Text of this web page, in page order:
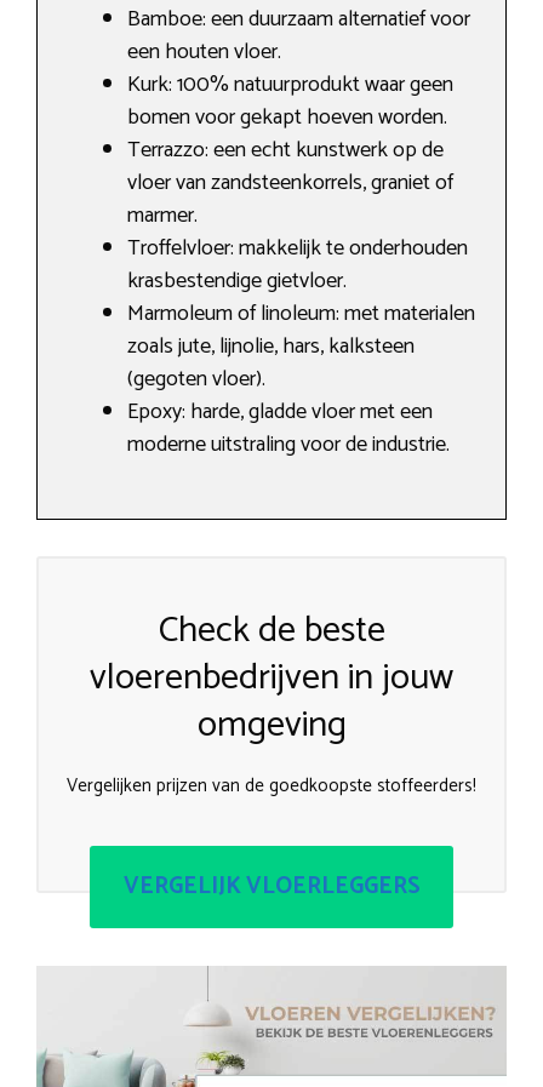
Bamboe: een duurzaam alternatief voor
een houten vloer.
Kurk: 100% natuurprodukt waar geen
bomen voor gekapt hoeven worden.
Terrazzo: een echt kunstwerk op de
vloer van zandsteenkorrels, graniet of
marmer.
Troffelvloer: makkelijk te onderhouden
krasbestendige gietvloer.
Marmoleum of linoleum: met materialen
zoals jute, lijnolie, hars, kalksteen
(gegoten vloer).
Epoxy: harde, gladde vloer met een
moderne uitstraling voor de industrie.
Check de beste
vloerenbedrijven in jouw
omgeving
Vergelijken prijzen van de goedkoopste stoffeerders!
VERGELIJK VLOERLEGGERS